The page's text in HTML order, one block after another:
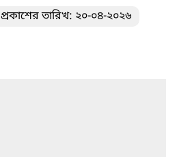
প্রকাশের তারিখ: ২০-০৪-২০২৬